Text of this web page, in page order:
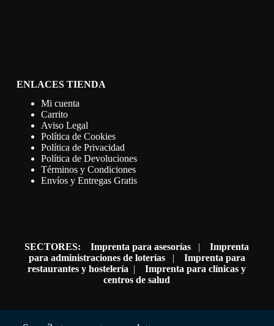
ENLACES TIENDA
Mi cuenta
Carrito
Aviso Legal
Política de Cookies
Política de Privacidad
Política de Devoluciones
Términos y Condiciones
Envíos y Entregas Gratis
SECTORES: Imprenta para asesorías |Imprenta
para administraciones de loterías| Imprenta para
restaurantes y hostelería |Imprenta para clínicas y
centros de salud